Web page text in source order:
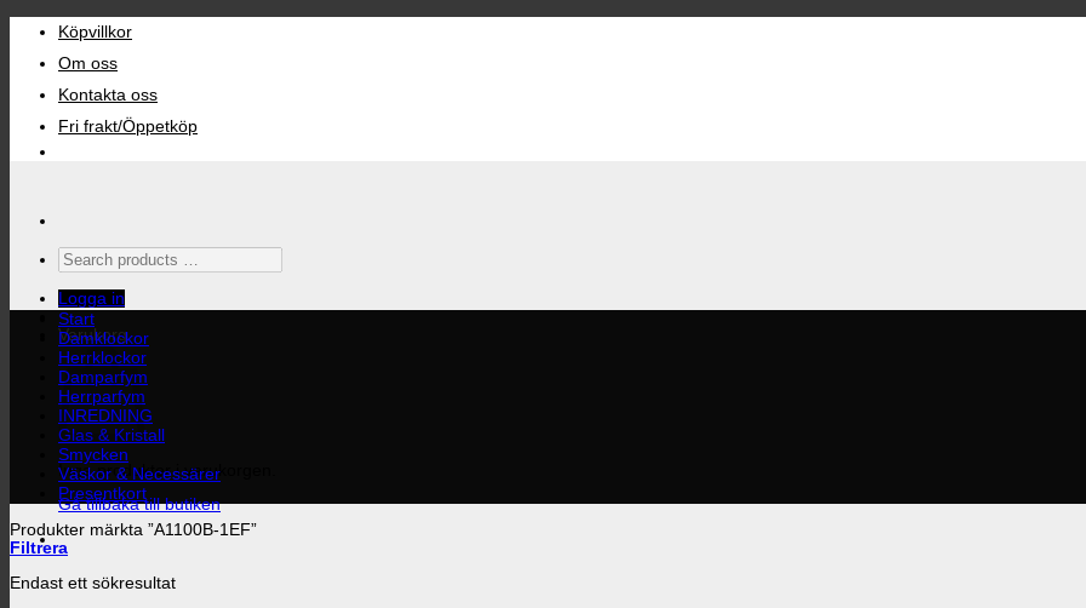
content
Köpvillkor
Om oss
Kontakta oss
Fri frakt/Öppetköp
Search
products
…Logga in
Varukorg
Inga produkter i varukorgen.
Gå tillbaka till butiken
Start
Damklockor
Herrklockor
Damparfym
Herrparfym
INREDNING
Glas & Kristall
Smycken
Väskor & Necessärer
Presentkort
Produkter märkta ”A1100B-1EF”
Filtrera
Endast ett sökresultat